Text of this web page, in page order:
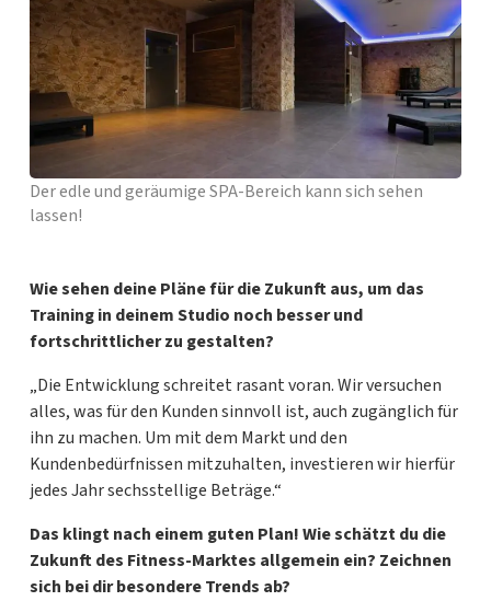
Der edle und geräumige SPA-Bereich kann sich sehen
lassen!
Wie sehen deine Pläne für die Zukunft aus, um das
Training in deinem Studio noch besser und
fortschrittlicher zu gestalten?
„Die Entwicklung schreitet rasant voran. Wir versuchen
alles, was für den Kunden sinnvoll ist, auch zugänglich für
ihn zu machen. Um mit dem Markt und den
Kundenbedürfnissen mitzuhalten, investieren wir hierfür
jedes Jahr sechsstellige Beträge.“
Das klingt nach einem guten Plan! Wie schätzt du die
Zukunft des Fitness-Marktes allgemein ein? Zeichnen
sich bei dir besondere Trends ab?